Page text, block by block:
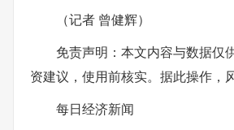
（记者 曾健辉）
免责声明：本文内容与数据仅
资建议，使用前核实。据此操作，
每日经济新闻